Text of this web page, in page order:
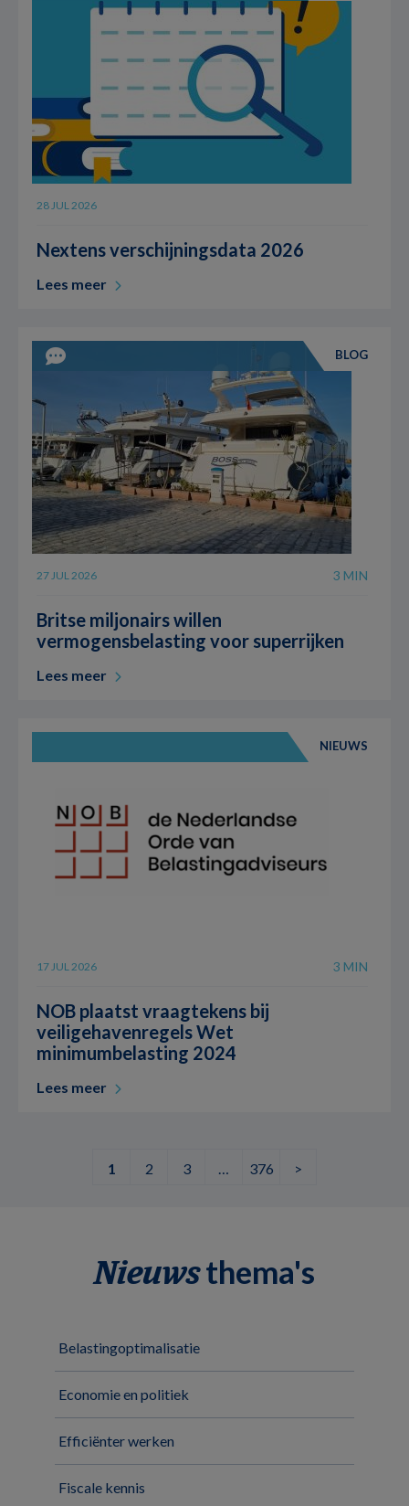
28 JUL 2026
Nextens verschijningsdata 2026
Lees meer
BLOG
27 JUL 2026 3 MIN
Britse miljonairs willen
vermogensbelasting voor superrijken
Lees meer
NIEUWS
17 JUL 2026 3 MIN
NOB plaatst vraagtekens bij
veiligehavenregels Wet
minimumbelasting 2024
Lees meer
1 2 3 … 376 >
Nieuwsthema's
Belastingoptimalisatie
Economie en politiek
Efficiënter werken
Fiscale kennis